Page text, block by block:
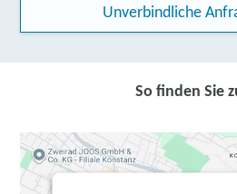
Unverbindliche
So finden Sie